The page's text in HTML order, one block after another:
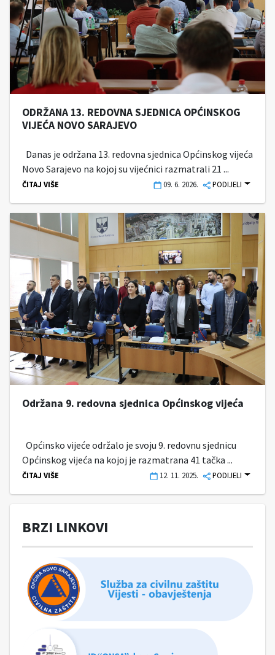
ODRŽANA 13. REDOVNA SJEDNICA OPĆINSKOG
VIJEĆA NOVO SARAJEVO
Danas je održana 13. redovna sjednica Općinskog vijeća
Novo Sarajevo na kojoj su vijećnici razmatrali 21 ...
ČITAJ VIŠE 09. 6. 2026. PODIJELI
Održana 9. redovna sjednica Općinskog vijeća
Općinsko vijeće održalo je svoju 9. redovnu sjednicu
Općinskog vijeća na kojoj je razmatrana 41 tačka ...
ČITAJ VIŠE 12. 11. 2025. PODIJELI
BRZI LINKOVI